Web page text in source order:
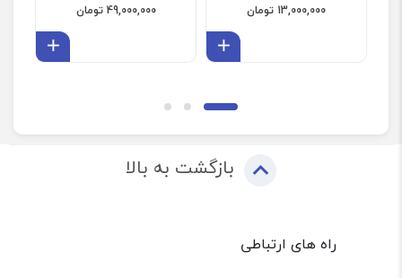
13,000,000 تومان
49,000,000 تومان
بازگشت به بالا
راه های ارتباطی